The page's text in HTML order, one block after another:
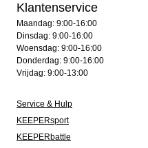
Klantenservice
Maandag: 9:00-16:00
Dinsdag: 9:00-16:00
Woensdag: 9:00-16:00
Donderdag: 9:00-16:00
Vrijdag: 9:00-13:00
Service & Hulp
KEEPERsport
KEEPERbattle